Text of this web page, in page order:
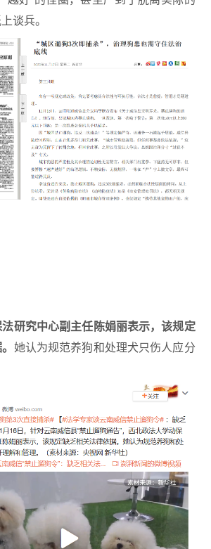
谈兵。
研究中心副主任陈娟丽表示，该规定
她认为规范养狗和处理犬只伤人应分